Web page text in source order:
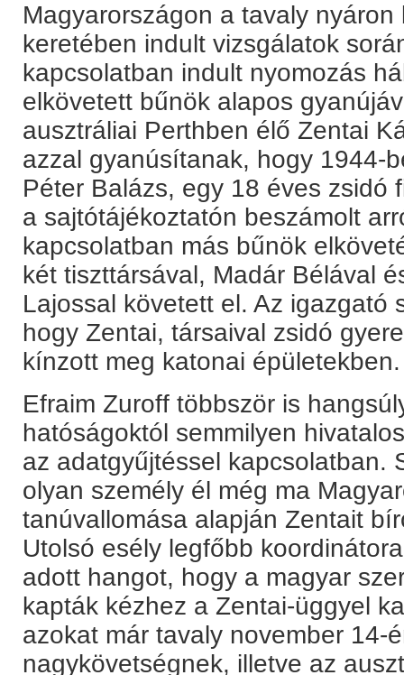
Magyarországon a tavaly
keretében indult vizsgálatok
kapcsolatban indult nyomozás
elkövetett bűnök alapos
ausztráliai Perthben élő Zentai
azzal gyanúsítanak, hogy 1944-
Péter Balázs, egy 18 éves zsidó
a sajtótájékoztatón beszámolt
kapcsolatban más bűnök
két tiszttársával, Madár Bélával
Lajossal követett el. Az igazgató
hogy Zentai, társaival zsidó
kínzott meg katonai épületekben.
Efraim Zuroff többször is
hatóságoktól semmilyen
az adatgyűjtéssel kapcsolatban.
olyan személy él még ma
tanúvallomása alapján Zentait
Utolsó esély legfőbb
adott hangot, hogy a magyar
kapták kézhez a Zentai-üggyel
azokat már tavaly november 14-
nagykövetségnek, illetve az